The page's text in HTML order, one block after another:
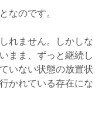
なのです。
れません。しかしな
まま、ずっと継続し
いない状態の放置状
かれている存在にな